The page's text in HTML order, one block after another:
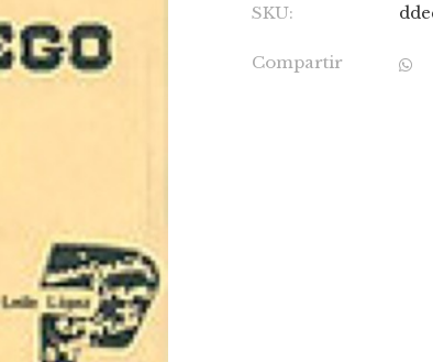
SKU:
Compartir